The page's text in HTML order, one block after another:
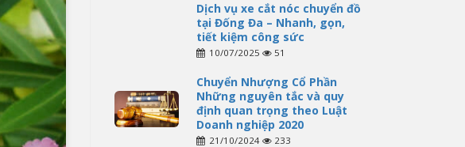
Dịch vụ xe cắt nóc chuyển đồ
tại Đống Đa – Nhanh, gọn,
tiết kiệm công sức
10/07/2025 51
Chuyển Nhượng Cổ Phần
Những nguyên tắc và quy
định quan trọng theo Luật
Doanh nghiệp 2020
21/10/2024 233